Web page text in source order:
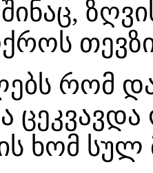
რომ
ხომ სულ